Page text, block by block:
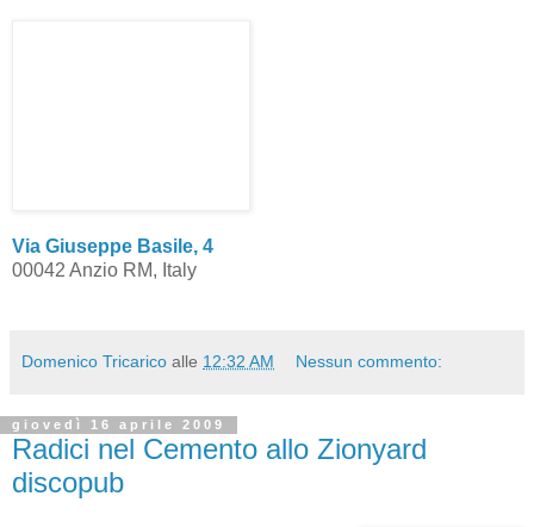
Via Giuseppe Basile, 4
00042 Anzio RM, Italy
Domenico Tricarico alle 12:32 AM Nessun commento:
giovedì 16 aprile 2009
Radici nel Cemento allo Zionyard
discopub